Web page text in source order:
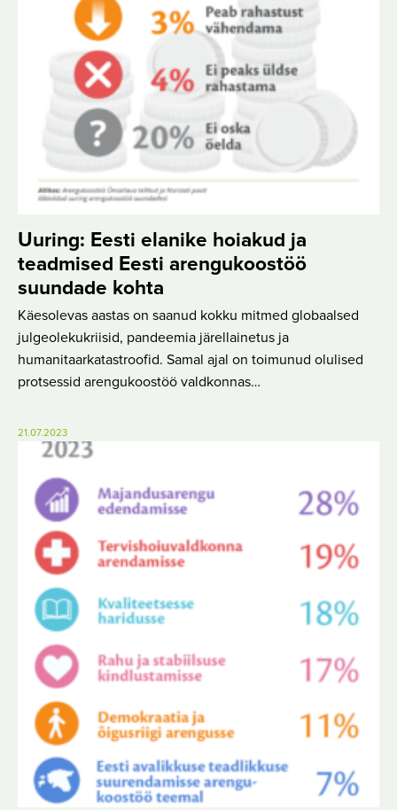
Uuring: Eesti elanike hoiakud ja
teadmised Eesti arengukoostöö
suundade kohta
Käesolevas aastas on saanud kokku mitmed globaalsed
julgeolekukriisid, pandeemia järellainetus ja
humanitaarkatastroofid. Samal ajal on toimunud olulised
protsessid arengukoostöö valdkonnas…
21.07.2023